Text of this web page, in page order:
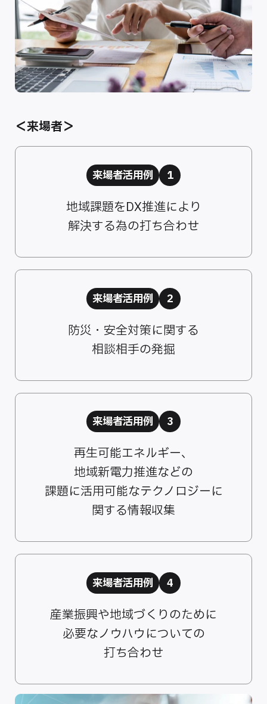
＜来場者＞
来場者活用例 1
地域課題をDX推進により
解決する為の打ち合わせ
来場者活用例 2
防災・安全対策に関する
相談相手の発掘
来場者活用例 3
再生可能エネルギー、
地域新電力推進などの
課題に活用可能なテクノロジーに
関する情報収集
来場者活用例 4
産業振興や地域づくりのために
必要なノウハウについての
打ち合わせ